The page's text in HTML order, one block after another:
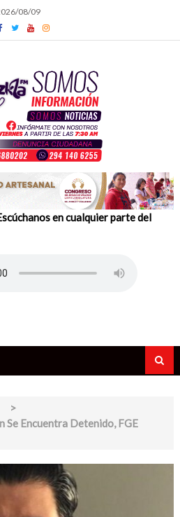
08/09
en cualquier parte del
>
Se Encuentra Detenido, FGE